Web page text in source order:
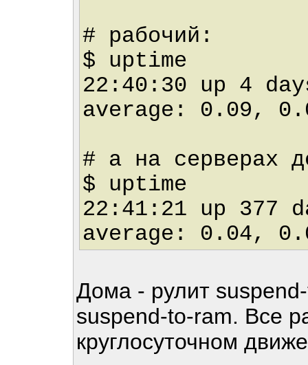
# рабочий:
$ uptime
22:40:30 up 4
average: 0.09,
# а на серверах
$ uptime
22:41:21 up
average: 0.04,
Дома - рулит
suspend-to-ram. Все
круглосуточном